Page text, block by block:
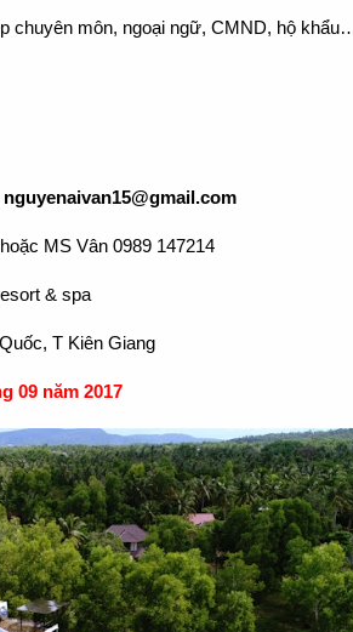
chuyên môn, ngoại ngữ, CMND, hộ
nguyenaivan15@gmail.com
MS Vân 0989 147214
& spa
T Kiên Giang
09 năm 2017